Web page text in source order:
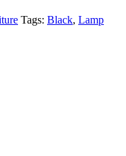
Tags: Black, Lamp